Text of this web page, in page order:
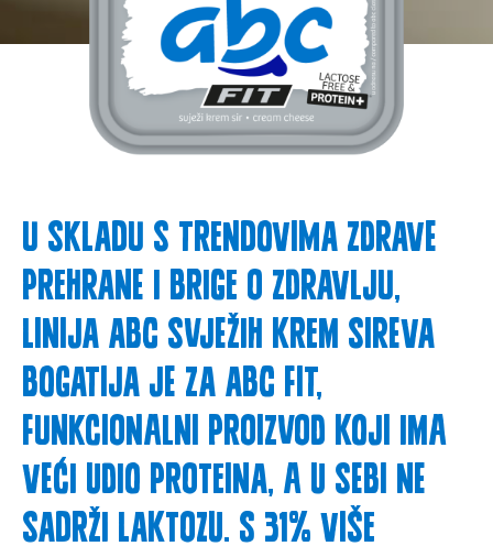
U skladu s trendovima zdrave
prehrane i brige o zdravlju,
linija ABC svježih krem sireva
bogatija je za ABC fit,
funkcionalni proizvod koji ima
veći udio proteina, a u sebi ne
sadrži laktozu. S 31% više